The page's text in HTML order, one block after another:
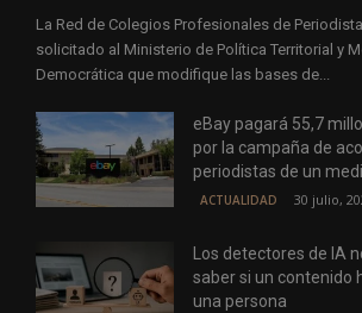
La Red de Colegios Profesionales de
solicitado al Ministerio de Política Territorial y
Democrática que modifique las bases de...
eBay pagará 55,7
por la campaña de
periodistas de un
ACTUALIDAD 30 julio,
Los detectores de IA
saber si un contenido
una persona